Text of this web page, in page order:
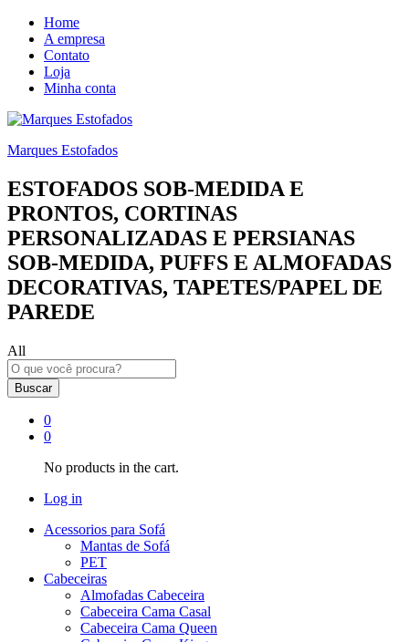
Home
A empresa
Contato
Loja
Minha conta
Marques Estofados
ESTOFADOS SOB-MEDIDA E
PRONTOS, CORTINAS
PERSONALIZADAS E PERSIANAS
SOB-MEDIDA, PUFFS E ALMOFADAS
DECORATIVAS, TAPETES/PAPEL DE
PAREDE
All
Buscar
0
0
No products in the cart.
Log in
Acessorios para Sofá
Mantas de Sofá
PET
Cabeceiras
Almofadas Cabeceira
Cabeceira Cama Casal
Cabeceira Cama Queen